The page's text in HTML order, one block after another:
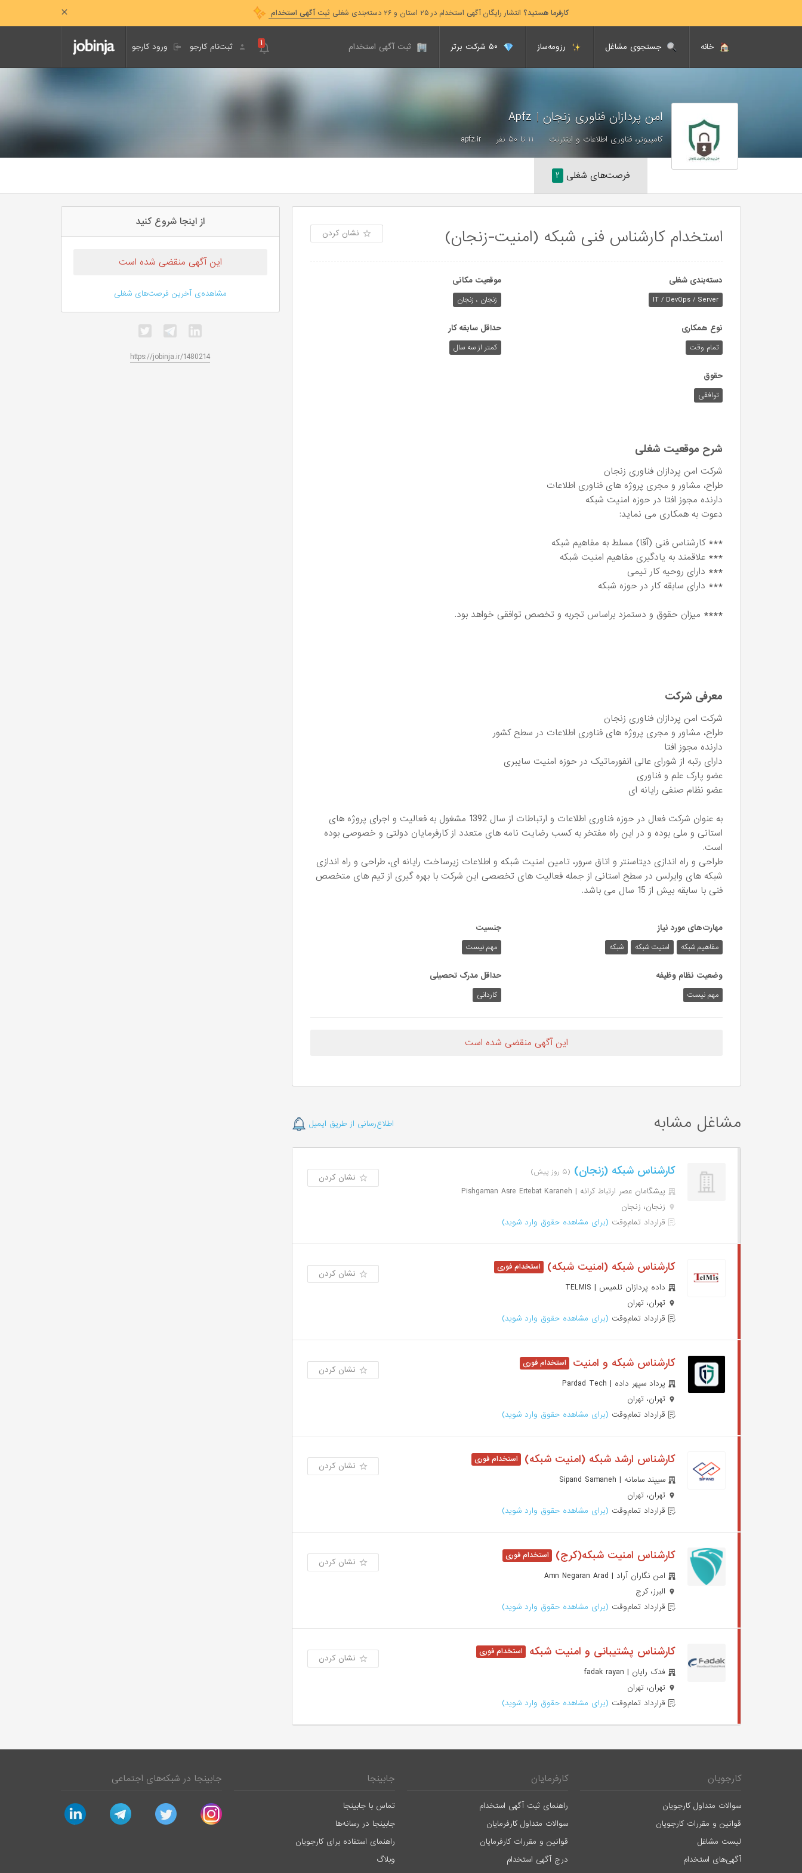
کارفرما هستید؟ انتشار رایگان آگهی استخدام در ۲۵ استان و ۲۶ دسته‌بندی شغلی ثبت آگهی استخدام
خانه جستجوی مشاغل رزومه‌ساز ثبت آگهی استخدام ورود کارجو ثبت‌نام کارجو ۱
امن پردازان فناوری زنجان |
کامپیوتر، فناوری اطلاعات و اینترنت ۱۱ تا ۵۰ نفر apfz.ir
فرصت‌های شغلی ۲
استخدام کارشناس فنی شبکه (امنیت-زنجان) نشان کردن
دسته‌بندی شغلی
IT / DevOps / Server
موقعیت مکانی
زنجان ، زنجان
نوع همکاری
تمام وقت
حداقل سابقه کار
کمتر از سه سال
حقوق
توافقی
شرح موقعیت شغلی
شرکت امن پردازان فناوری زنجان
طراح، مشاور و مجری پروژه های فناوری اطلاعات
دارنده مجوز افتا در حوزه امنیت شبکه
دعوت به همکاری می نماید:
*** کارشناس فنی (آقا) مسلط به مفاهیم شبکه
*** علاقمند به یادگیری مفاهیم امنیت شبکه
*** دارای روحیه کار تیمی
*** دارای سابقه کار در حوزه شبکه
**** میزان حقوق و دستمزد براساس تجربه و تخصص توافقی خواهد بود.
معرفی شرکت
شرکت امن پردازان فناوری زنجان
طراح، مشاور و مجری پروژه های فناوری اطلاعات در سطح کشور
دارنده مجوز افتا
دارای رتبه از شورای عالی انفورماتیک در حوزه امنیت سایبری
عضو پارک علم و فناوری
عضو نظام صنفی رایانه ای
به عنوان شرکت فعال در حوزه فناوری اطلاعات و ارتباطات از سال 1392 مشغول به فعالیت و اجرای پروژه های
استانی و ملی بوده و در این راه مفتخر به کسب رضایت نامه های متعدد از کارفرمایان دولتی و خصوصی بوده
است.
طراحی و راه اندازی دیتاسنتر و اتاق سرور، تامین امنیت شبکه و اطلاعات زیرساخت رایانه ای، طراحی و راه اندازی
شبکه های وایرلس در سطح استانی از جمله فعالیت های تخصصی این شرکت با بهره گیری از تیم های متخصص
فنی با سابقه بیش از 15 سال می باشد.
مهارت‌های مورد نیاز
مفاهیم شبکه امنیت شبکه شبکه
جنسیت
مهم نیست
وضعیت نظام وظیفه
مهم‌ نیست
حداقل مدرک تحصیلی
کاردانی
این آگهی منقضی شده است
مشاغل مشابه اطلاع‌رسانی از طریق ایمیل
کارشناس شبکه (زنجان) (۵ روز پیش)
پیشگامان عصر ارتباط کرانه | Pishgaman Asre Ertebat Karaneh
زنجان، زنجان
قرارداد تمام‌وقت (برای مشاهده حقوق وارد شوید)
نشان کردن
کارشناس شبکه (امنیت شبکه)
داده پردازان تلمیس | TELMIS
تهران، تهران
قرارداد تمام‌وقت (برای مشاهده حقوق وارد شوید)
نشان کردن
کارشناس شبکه و امنیت
پرداد سپهر داده | Pardad Tech
تهران، تهران
قرارداد تمام‌وقت (برای مشاهده حقوق وارد شوید)
نشان کردن
کارشناس ارشد شبکه (امنیت شبکه)
سیپند سامانه | Sipand Samaneh
تهران، تهران
قرارداد تمام‌وقت (برای مشاهده حقوق وارد شوید)
نشان کردن
کارشناس امنیت شبکه(کرج)
امن نگاران آراد | Amn Negaran Arad
البرز، کرج
قرارداد تمام‌وقت (برای مشاهده حقوق وارد شوید)
نشان کردن
کارشناس پشتیبانی و امنیت شبکه
فدک رایان | fadak rayan
تهران، تهران
قرارداد تمام‌وقت (برای مشاهده حقوق وارد شوید)
نشان کردن
از اینجا شروع کنید
این آگهی منقضی شده است
مشاهده‌ی آخرین فرصت‌های شغلی
https://jobinja.ir/1480214
کارجویان
سوالات متداول کارجویان
قوانین و مقررات کارجویان
لیست مشاغل
آگهی‌های استخدام
کارفرمایان
راهنمای ثبت آگهی استخدام
سوالات متداول کارفرمایان
قوانین و مقررات کارفرمایان
درج آگهی استخدام
جابینجا
تماس با جابینجا
جابینجا در رسانه‌ها
راهنمای استفاده برای کارجویان
وبلاگ
جابینجا در شبکه‌های اجتماعی
instagram
twitter
telegram
linkedin